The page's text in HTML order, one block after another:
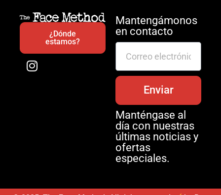
¿Dónde
estamos?
Mantengámonos
en contacto
Enviar
Manténgase al
día con nuestras
últimas noticias y
ofertas
especiales.